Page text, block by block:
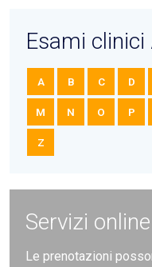
Esami clinici
A B C D
M N O P
Z
Servizi online
Le prenotazioni